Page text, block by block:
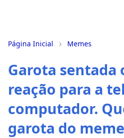
Página Inicial Memes
Garota sentada
reação para a
computador.
garota do